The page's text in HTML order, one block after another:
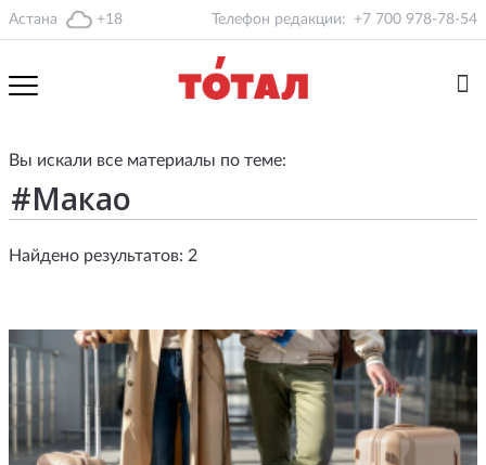
Астана +18 Телефон редакции: +7 700 978-78-54
Вы искали все материалы по теме:
Найдено результатов: 2